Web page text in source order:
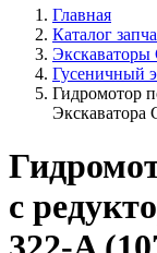
Главная
Каталог
Гусеничный
Гидромотор
с